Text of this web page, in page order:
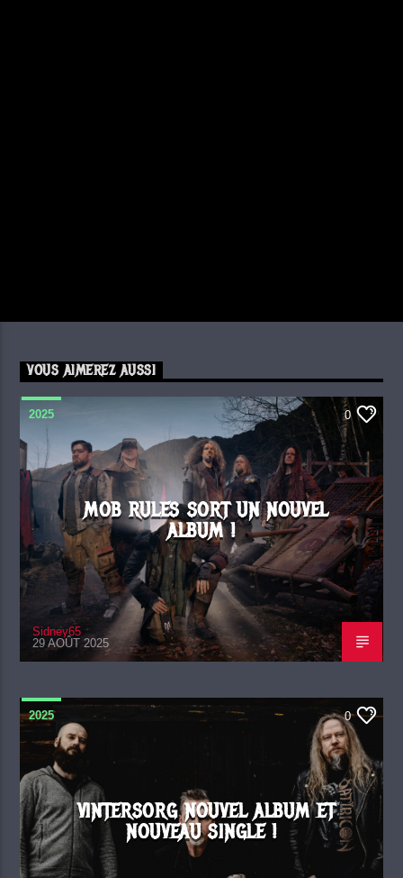
VOUS AIMEREZ AUSSI
2025 0
MOB RULES SORT UN NOUVEL
ALBUM !
Sidney65
29 AOÛT 2025
2025 0
VINTERSORG NOUVEL ALBUM ET
NOUVEAU SINGLE !